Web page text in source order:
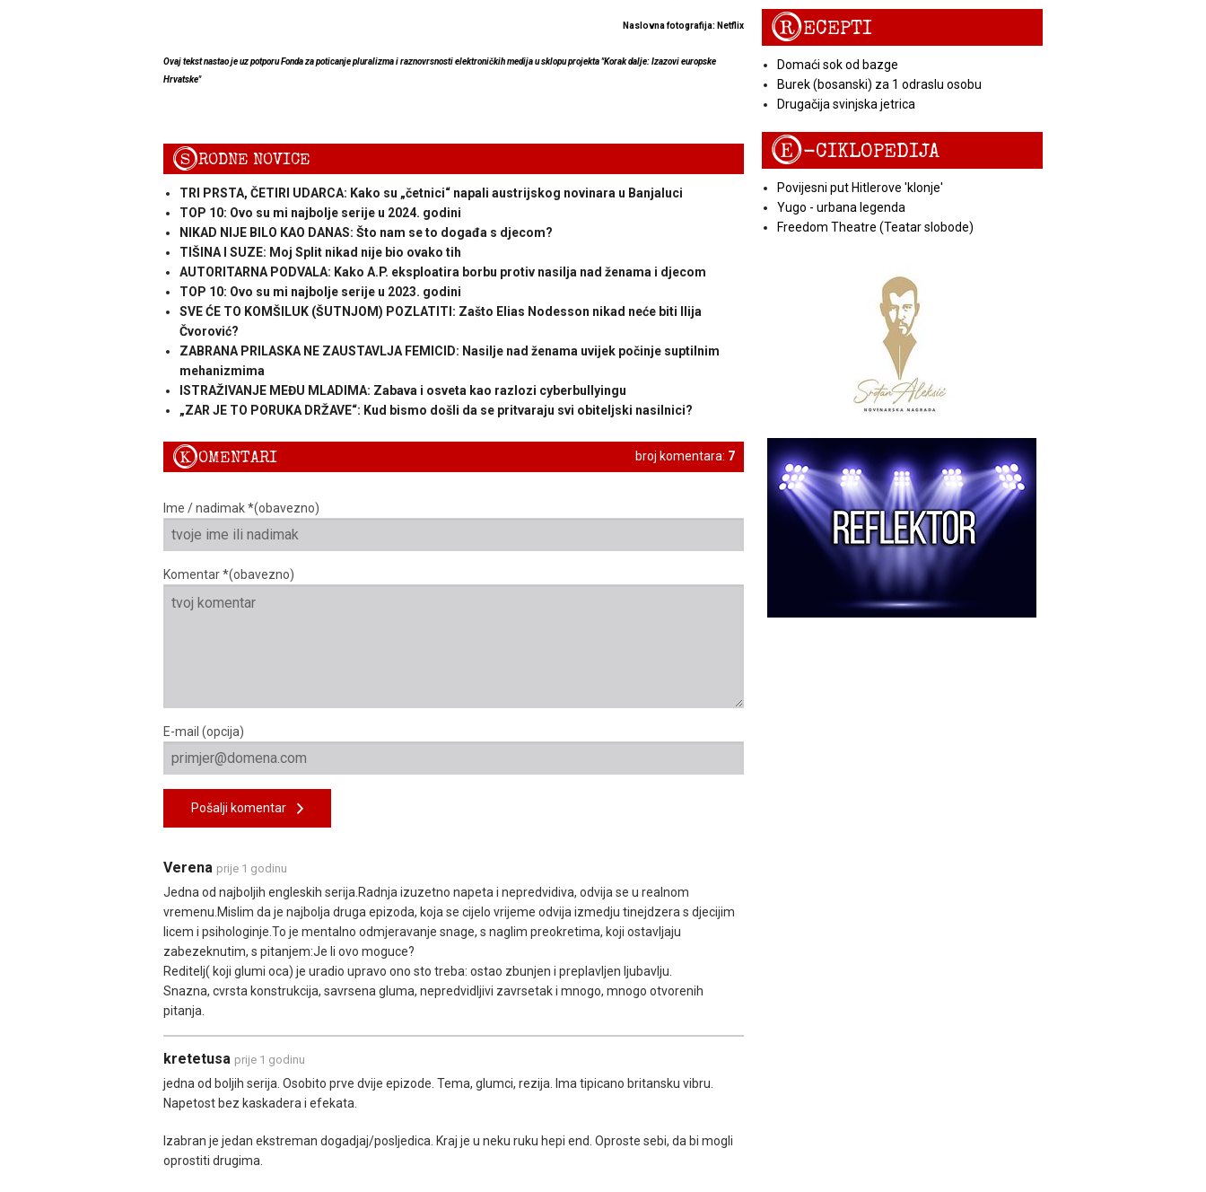
Naslovna fotografija: Netflix
Ovaj tekst nastao je uz potporu Fonda za poticanje pluralizma i raznovrsnosti elektroničkih medija u sklopu projekta "Korak dalje: Izazovi europske
Hrvatske"
SRODNE NOVICE
TRI PRSTA, ČETIRI UDARCA: Kako su „četnici“ napali austrijskog novinara u Banjaluci
TOP 10: Ovo su mi najbolje serije u 2024. godini
NIKAD NIJE BILO KAO DANAS: Što nam se to događa s djecom?
TIŠINA I SUZE: Moj Split nikad nije bio ovako tih
AUTORITARNA PODVALA: Kako A.P. eksploatira borbu protiv nasilja nad ženama i djecom
TOP 10: Ovo su mi najbolje serije u 2023. godini
SVE ĆE TO KOMŠILUK (ŠUTNJOM) POZLATITI: Zašto Elias Nodesson nikad neće biti Ilija
Čvorović?
ZABRANA PRILASKA NE ZAUSTAVLJA FEMICID: Nasilje nad ženama uvijek počinje suptilnim
mehanizmima
ISTRAŽIVANJE MEĐU MLADIMA: Zabava i osveta kao razlozi cyberbullyingu
„ZAR JE TO PORUKA DRŽAVE“: Kud bismo došli da se pritvaraju svi obiteljski nasilnici?
broj komentara: 7
KOMENTARI
Ime / nadimak *(obavezno)
Komentar *(obavezno)
E-mail (opcija)
Pošalji komentar
Verena prije 1 godinu
Jedna od najboljih engleskih serija.Radnja izuzetno napeta i nepredvidiva, odvija se u realnom
vremenu.Mislim da je najbolja druga epizoda, koja se cijelo vrijeme odvija izmedju tinejdzera s djecijim
licem i psihologinje.To je mentalno odmjeravanje snage, s naglim preokretima, koji ostavljaju
zabezeknutim, s pitanjem:Je li ovo moguce?
Reditelj( koji glumi oca) je uradio upravo ono sto treba: ostao zbunjen i preplavljen ljubavlju.
Snazna, cvrsta konstrukcija, savrsena gluma, nepredvidljivi zavrsetak i mnogo, mnogo otvorenih
pitanja.
kretetusa prije 1 godinu
jedna od boljih serija. Osobito prve dvije epizode. Tema, glumci, rezija. Ima tipicano britansku vibru.
Napetost bez kaskadera i efekata.
Izabran je jedan ekstreman dogadjaj/posljedica. Kraj je u neku ruku hepi end. Oproste sebi, da bi mogli
oprostiti drugima.
RECEPTI
Domaći sok od bazge
Burek (bosanski) za 1 odraslu osobu
Drugačija svinjska jetrica
E-CIKLOPEDIJA
Povijesni put Hitlerove 'klonje'
Yugo - urbana legenda
Freedom Theatre (Teatar slobode)